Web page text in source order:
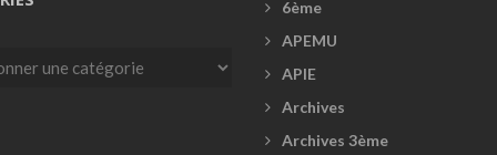
6ème
APEMU
APIE
Archives
Archives 3ème